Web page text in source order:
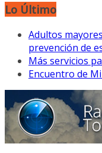
Lo Último
Adultos
prevención de
Más servicios
Encuentro de